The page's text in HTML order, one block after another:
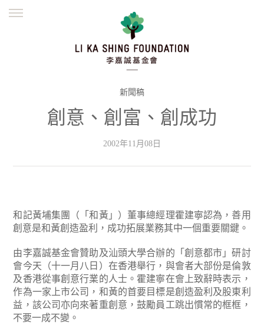
並肩同行
繁體
新聞稿
創意、創富、創成功
2002年11月08日
和記黃埔集團（「和黃」）董事總經理霍建寧認為，善用
創意是和黃創造盈利，成功拓展業務其中一個重要關鍵。
由李嘉誠基金會贊助及汕頭大學合辦的「創意都市」研討
會今天（十一月八日）在香港舉行，與會者大部份是倫敦
及香港從事創意行業的人士。霍建寧在會上致辭時表示，
作為一家上市公司，和黃的首要目標是創造盈利及股東利
益，該公司亦向來著重創意，鼓勵員工跳出慣常的框框，
不要一成不變。